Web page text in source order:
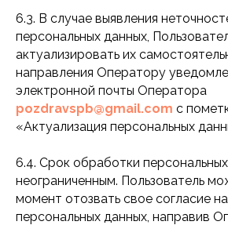
6.3. В случае выявления
персональных данных,
актуализировать их
направления Оператору
электронной почты Оператора
pozdravspb@gmail.com с
«Актуализация персональных
6.4. Срок обработки
неограниченным. Пользователь
момент отозвать свое согласие
персональных данных, направив